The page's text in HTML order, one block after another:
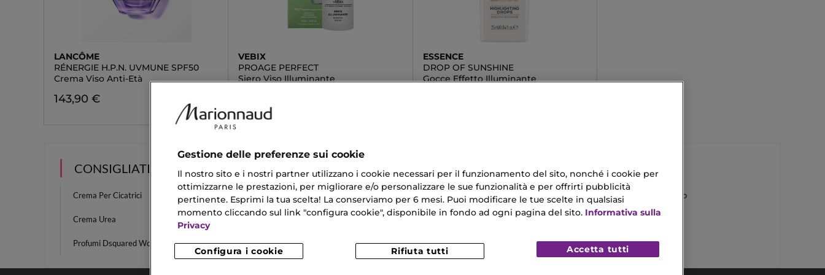
LANCÔME
RÉNERGIE H.P.N. UVMUNE SPF50
Crema Viso Anti-Età
143,90 €
VEBIX
PROAGE PERFECT
Siero Viso Illuminante
ESSENCE
DROP OF SUNSHINE
Gocce Effetto Illuminante
CONSIGLIATI PER TE
Crema Per Cicatrici Crema Di Acido Ialuronico Crema Alla Calendula Siero Di Acido Ialuronico
Crema Urea Olio Di Cocco Idratante
Profumi Dsquared Wood Scrub Viso
Gestione delle preferenze sui cookie
Il nostro sito e i nostri partner utilizzano i cookie necessari per il funzionamento del sito, nonché i cookie per
ottimizzarne le prestazioni, per migliorare e/o personalizzare le sue funzionalità e per offrirti pubblicità
pertinente. Esprimi la tua scelta! La conserviamo per 6 mesi. Puoi modificare le tue scelte in qualsiasi
momento cliccando sul link "configura cookie", disponibile in fondo ad ogni pagina del sito. Informativa sulla
Privacy
Configura i cookie Rifiuta tutti Accetta tutti